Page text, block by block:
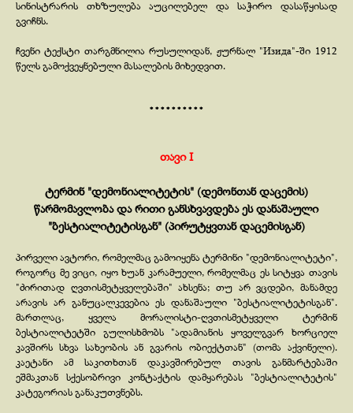
სინისტრარის თხზულება აუცილებელ და საჭირო დასაწყისად
გვიჩნს.
ჩვენი ტექსტი თარგმნილია რუსულიდან, ჟურნალ "Изида"-ში 1912
წელს გამოქვეყნებული მასალების მიხედვით.
* * * * * * * * * *
თავი I
ტერმინ "დემონიალიტეტის" (დემონთან დაცემის)
წარმომავლობა და რითი განსხვავდება ეს დანაშაული
"ბესტიალიტეტისგან" (პირუტყვთან დაცემისგან)
პირველი ავტორი, რომელმაც გამოიყენა ტერმინი "დემონიალიტეტი",
როგორც მე ვიცი, იყო ხუან კარამუელი, რომელმაც ეს სიტყვა თავის
"ძირითად ღვთისმეტყველებაში" ახსენა; თუ არ ვცდები, მანამდე
არავის არ განუცალკევებია ეს დანაშაული "ბესტიალიტეტისგან".
მართლაც, ყველა მორალისტი-ღვთისმეტყველი ტერმინ
ბესტიალიტეტში გულისხმობს "ადამიანის ყოველგვარ ხორციელ
კავშირს სხვა სახეობის ან გვარის ობიექტთან" (თომა აქვინელი).
კაეტანი ამ საკითხთან დაკავშირებულ თავის განმარტებაში
ეშმაკთან სქესობრივი კონტაქტის დამყარებას "ბესტიალიტეტის"
კატეგორიას განაკუთვნებს.